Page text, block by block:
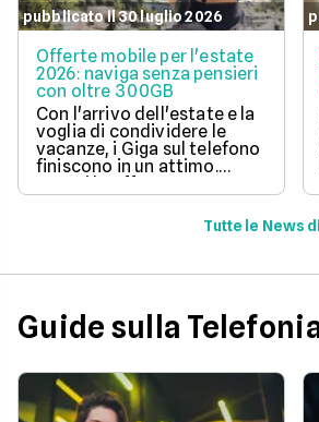
pubblicato il 30 luglio 2026
Offerte mobile per l'estate
2026: naviga senza pensieri
con oltre 300GB
Con l'arrivo dell'estate e la
voglia di condividere le
vacanze, i Giga sul telefono
finiscono in un attimo.
Scopri le offerte
telefoniche di luglio 2026
per navigare veloci in 5G
con tantissimi Giga e
abbonamento.
Tutte le News
Guide sulla